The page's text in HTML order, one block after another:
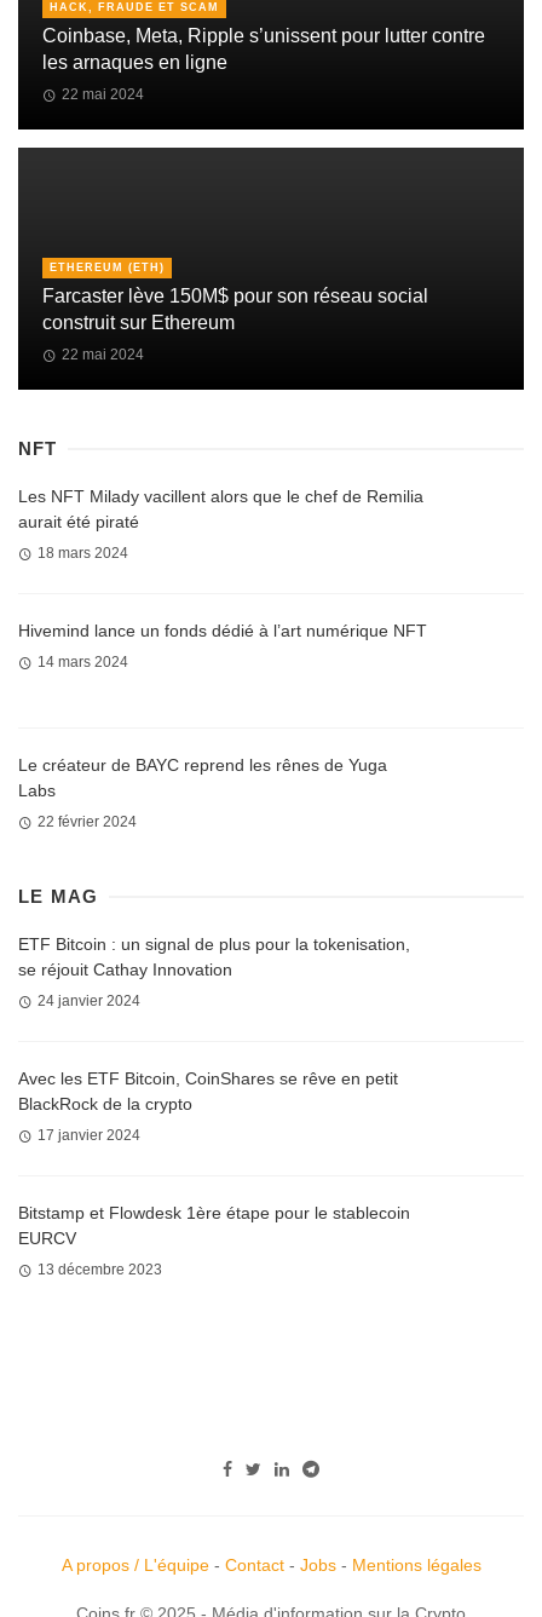
HACK, FRAUDE ET SCAM
Coinbase, Meta, Ripple s’unissent pour lutter contre
les arnaques en ligne
22 mai 2024
ETHEREUM (ETH)
Farcaster lève 150M$ pour son réseau social
construit sur Ethereum
22 mai 2024
NFT
Les NFT Milady vacillent alors que le chef de Remilia
aurait été piraté
18 mars 2024
Hivemind lance un fonds dédié à l’art numérique NFT
14 mars 2024
Le créateur de BAYC reprend les rênes de Yuga
Labs
22 février 2024
LE MAG
ETF Bitcoin : un signal de plus pour la tokenisation,
se réjouit Cathay Innovation
24 janvier 2024
Avec les ETF Bitcoin, CoinShares se rêve en petit
BlackRock de la crypto
17 janvier 2024
Bitstamp et Flowdesk 1ère étape pour le stablecoin
EURCV
13 décembre 2023
A propos / L'équipe- Contact- Jobs- Mentions légales